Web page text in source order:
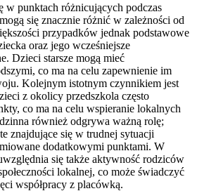
w punktach różnicujących podczas
się znacznie różnić w zależności od
przypadków jednak podstawowe
oraz jego wcześniejsze
Dzieci starsze mogą mieć
co ma na celu zapewnienie im
Kolejnym istotnym czynnikiem jest
z okolicy przedszkola często
co ma na celu wspieranie lokalnych
również odgrywa ważną rolę;
znajdujące się w trudnej sytuacji
dodatkowymi punktami. W
się także aktywność rodziców
lokalnej, co może świadczyć
współpracy z placówką.